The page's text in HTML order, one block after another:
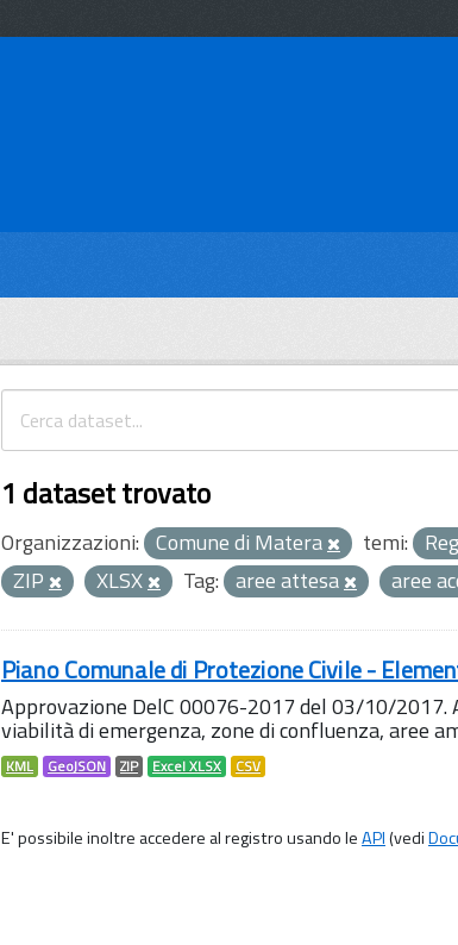
1 dataset trovato
Organizzazioni: Comune di Matera temi:
ZIP
XLSX Tag: aree attesa aree
Piano Comunale di Protezione Civile -
Approvazione DelC 00076-2017 del 03/10/2017.
viabilità di emergenza, zone di confluenza, aree
KML GeoJSON ZIP Excel XLSX CSV
E' possibile inoltre accedere al registro usando leAPI(vedi